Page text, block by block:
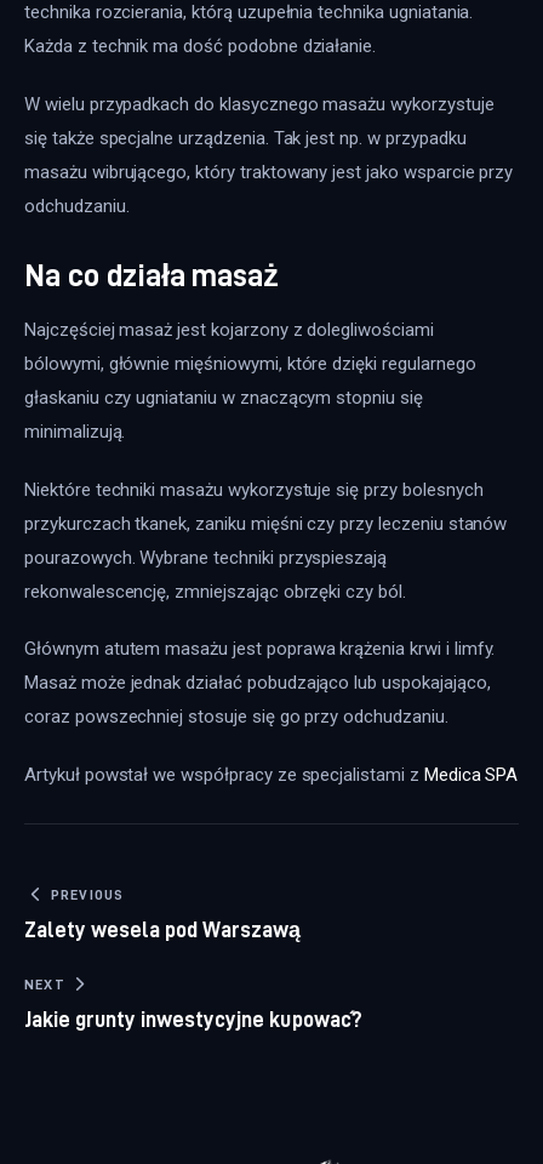
technika rozcierania, którą uzupełnia technika ugniatania.
Każda z technik ma dość podobne działanie.
W wielu przypadkach do klasycznego masażu wykorzystuje
się także specjalne urządzenia. Tak jest np. w przypadku
masażu wibrującego, który traktowany jest jako wsparcie przy
odchudzaniu.
Na co działa masaż
Najczęściej masaż jest kojarzony z dolegliwościami
bólowymi, głównie mięśniowymi, które dzięki regularnego
głaskaniu czy ugniataniu w znaczącym stopniu się
minimalizują.
Niektóre techniki masażu wykorzystuje się przy bolesnych
przykurczach tkanek, zaniku mięśni czy przy leczeniu stanów
pourazowych. Wybrane techniki przyspieszają
rekonwalescencję, zmniejszając obrzęki czy ból.
Głównym atutem masażu jest poprawa krążenia krwi i limfy.
Masaż może jednak działać pobudzająco lub uspokajająco,
coraz powszechniej stosuje się go przy odchudzaniu.
Artykuł powstał we współpracy ze specjalistami z Medica SPA
Nawigacja wpisu
PREVIOUS
Zalety wesela pod Warszawą
NEXT
Jakie grunty inwestycyjne kupować?